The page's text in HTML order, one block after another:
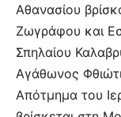
Αθανασίου
Ζωγράφου και
Σπηλαίου
Αγάθωνος
Απότμημα του